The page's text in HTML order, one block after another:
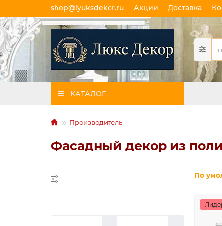
shop@lyuksdekor.ru Акции Доставка
КАТАЛОГ
Производитель
Фасадный декор из
По